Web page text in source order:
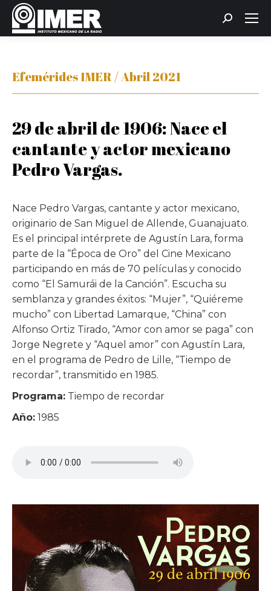
Buscar:
Efemérides IMER / Abril 2021
29 de abril de 1906: Nace el
cantante y actor mexicano
Pedro Vargas.
Nace Pedro Vargas, cantante y actor mexicano,
originario de San Miguel de Allende, Guanajuato.
Es el principal intérprete de Agustín Lara, forma
parte de la “Época de Oro” del Cine Mexicano
participando en más de 70 películas y conocido
como “El Samurái de la Canción”. Escucha su
semblanza y grandes éxitos: “Mujer”, “Quiéreme
mucho” con Libertad Lamarque, “China” con
Alfonso Ortiz Tirado, “Amor con amor se paga” con
Jorge Negrete y “Aquel amor” con Agustín Lara,
en el programa de Pedro de Lille, “Tiempo de
recordar”, transmitido en 1985.
Programa: Tiempo de recordar
Año: 1985